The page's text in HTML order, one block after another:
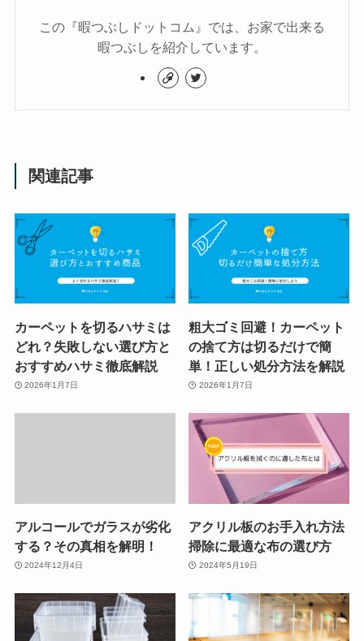
この『暇つぶしドットコム』では、お家で出来る
暇つぶしを紹介しています。
関連記事
カーペットを切るハサミは
どれ？失敗しない選び方と
おすすめハサミ徹底解説
2026年1月7日
粗大ゴミ回避！カーペット
の捨て方は切るだけで簡
単！正しい処分方法を解説
2026年1月7日
アルコールでガラスが劣化
する？その真相を解明！
2024年12月4日
アクリル板のお手入れ方法
掃除に最適な布の選び方
2024年5月19日